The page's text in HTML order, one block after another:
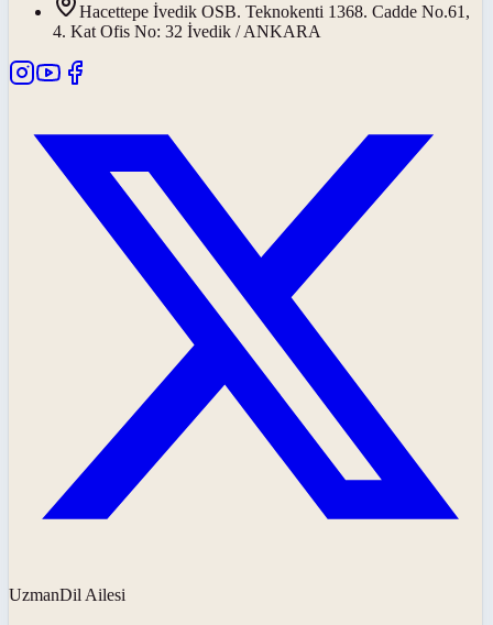
Hacettepe İvedik OSB. Teknokenti 1368. Cadde No.61,
4. Kat Ofis No: 32 İvedik / ANKARA
UzmanDil Ailesi